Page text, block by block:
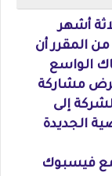
أشهر
المقرر أن
الارتباك الواسع
مشاركة
إلى
الجديدة
مع فيسبوك